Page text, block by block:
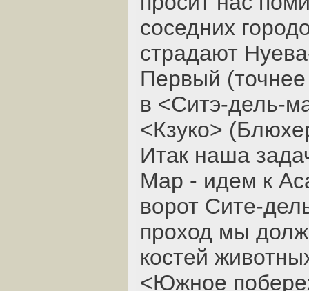
соседних
страдают
Первый (точнее
в <Ситэ-дель-
<Кзуко>
Итак наша
Мар - идем к
ворот Сите-
проход мы
костей
<Южное